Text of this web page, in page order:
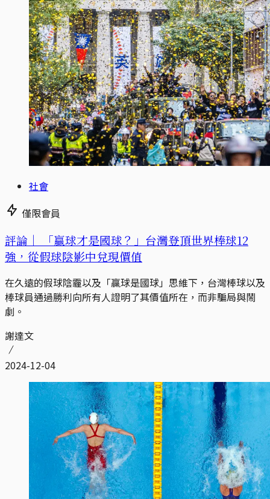
社會
僅限會員
評論｜
「贏球才是國球？」台灣登頂世界棒球12
強，從假球陰影中兌現價值
在久遠的假球陰霾以及「贏球是國球」思維下，台灣棒球以及
棒球員通過勝利向所有人證明了其價值所在，而非騙局與鬧
劇。
謝達文
2024-12-04